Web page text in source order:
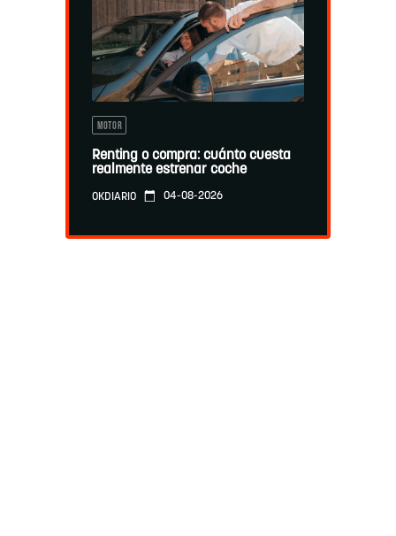
MOTOR
Renting o compra: cuánto cuesta
realmente estrenar coche
OKDIARIO 04-08-2026